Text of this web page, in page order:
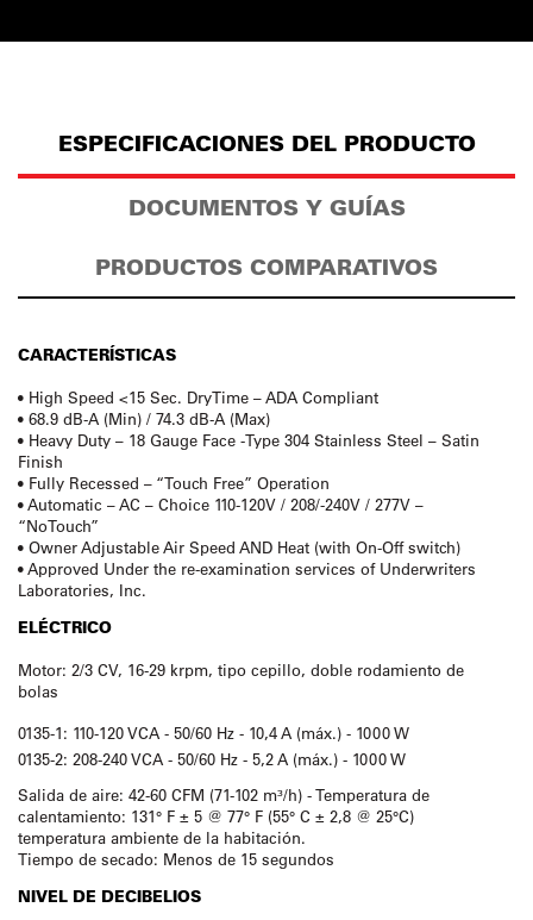
ESPECIFICACIONES DEL PRODUCTO
DOCUMENTOS Y GUÍAS
PRODUCTOS COMPARATIVOS
CARACTERÍSTICAS
• High Speed <15 Sec. DryTime – ADA Compliant
• 68.9 dB-A (Min) / 74.3 dB-A (Max)
• Heavy Duty – 18 Gauge Face -Type 304 Stainless Steel – Satin
Finish
• Fully Recessed – “Touch Free” Operation
• Automatic – AC – Choice 110-120V / 208/-240V / 277V –
“NoTouch”
• Owner Adjustable Air Speed AND Heat (with On-Off switch)
• Approved Under the re-examination services of Underwriters
Laboratories, Inc.
ELÉCTRICO
Motor: 2/3 CV, 16-29 krpm, tipo cepillo, doble rodamiento de
bolas
0135-1: 110-120 VCA - 50/60 Hz - 10,4 A (máx.) - 1000 W
0135-2: 208-240 VCA - 50/60 Hz - 5,2 A (máx.) - 1000 W
Salida de aire: 42-60 CFM (71-102 m³/h) - Temperatura de
calentamiento: 131° F ± 5 @ 77° F (55° C ± 2,8 @ 25°C)
temperatura ambiente de la habitación.
Tiempo de secado: Menos de 15 segundos
NIVEL DE DECIBELIOS